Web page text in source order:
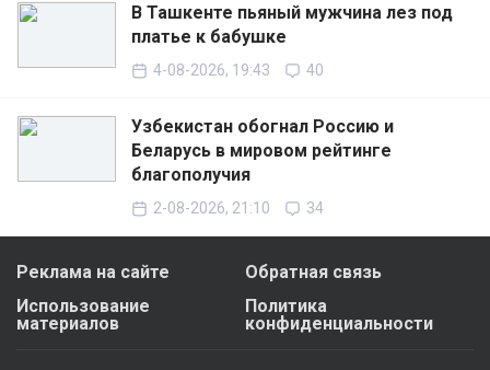
В Ташкенте пьяный мужчина лез под
платье к бабушке
4-08-2026, 19:43 40
Узбекистан обогнал Россию и
Беларусь в мировом рейтинге
благополучия
2-08-2026, 21:10 34
Реклама на сайте
Обратная связь
Использование
материалов
Политика
конфиденциальности